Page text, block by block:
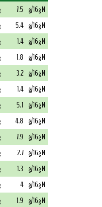
7.5 g/16g N
5.4 g/16g N
1.4 g/16g N
1.8 g/16g N
3.2 g/16g N
1.4 g/16g N
5.1 g/16g N
4.8 g/16g N
7.9 g/16g N
2.7 g/16g N
1.3 g/16g N
4 g/16g N
1.9 g/16g N